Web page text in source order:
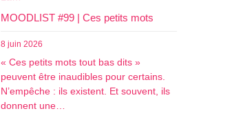
MOODLIST #99 | Ces petits mots
8 juin 2026
« Ces petits mots tout bas dits »
peuvent être inaudibles pour certains.
N’empêche : ils existent. Et souvent, ils
donnent une…